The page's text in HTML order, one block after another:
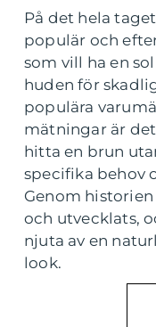
På det hela
populär och
som vill ha en
huden för
populära
mätningar är
hitta en brun
specifika behov
Genom
och utvecklats,
njuta av en
look.